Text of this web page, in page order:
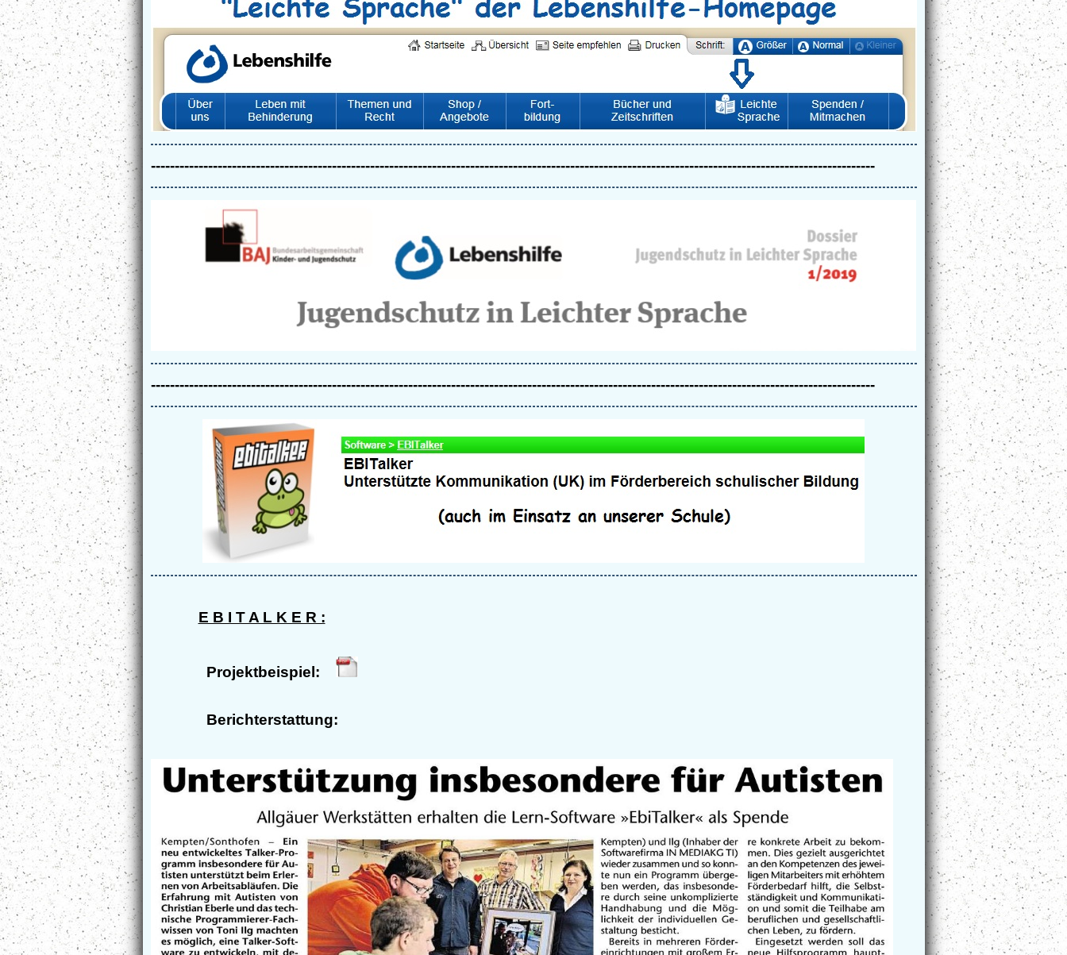
--------------------------------------------------------------------------------------------------------------------------------------------------------
--------------------------------------------------------------------------------------------------------------------------------------------------------
E B I T A L K E R :
Projektbeispiel:
Berichterstattung: